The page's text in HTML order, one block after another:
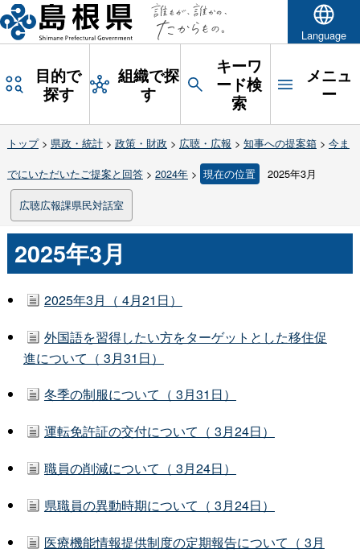
Language
目的で
探す
組織で探
す
キーワ
ード検
索
メニュ
ー
トップ> 県政・統計> 政策・財政 > 広聴・広報 > 知事への提案箱> 今ま
でにいただいたご提案と回答> 2024年> 現在の位置 2025年3月
広聴広報課県民対話室
2025年3月
2025年3月（ 4月21日）
外国語を習得したい方をターゲットとした移住促
進について（ 3月31日）
冬季の制服について（ 3月31日）
運転免許証の交付について（ 3月24日）
職員の削減について（ 3月24日）
県職員の異動時期について（ 3月24日）
医療機能情報提供制度の定期報告について（ 3月